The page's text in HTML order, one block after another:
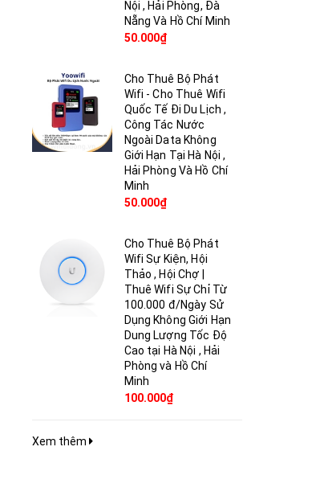
Nội , Hải Phòng, Đà
Nẵng Và Hồ Chí Minh
50.000₫
Cho Thuê Bộ Phát
Wifi - Cho Thuê Wifi
Quốc Tế Đi Du Lịch ,
Công Tác Nước
Ngoài Data Không
Giới Hạn Tại Hà Nội ,
Hải Phòng Và Hồ Chí
Minh
50.000₫
Cho Thuê Bộ Phát
Wifi Sự Kiện, Hội
Thảo , Hội Chợ |
Thuê Wifi Sự Chỉ Từ
100.000 đ/Ngày Sử
Dụng Không Giới Hạn
Dung Lượng Tốc Độ
Cao tại Hà Nội , Hải
Phòng và Hồ Chí
Minh
100.000₫
Xem thêm